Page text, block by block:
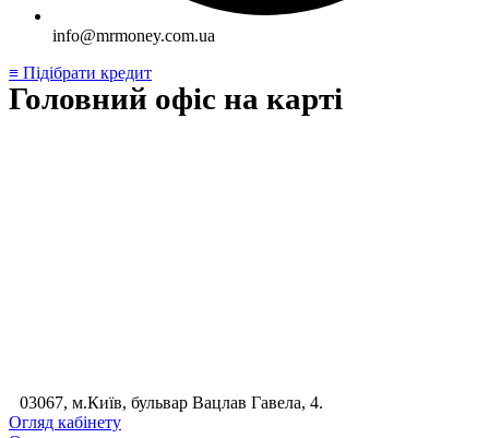
info@mrmoney.com.ua
≡ Підібрати кредит
Головний офіс на карті
03067, м.Київ, бульвар Вацлав Гавела, 4.
Огляд кабінету